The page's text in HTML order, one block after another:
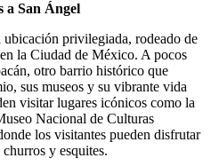
a San Ángel
ubicación privilegiada, rodeado de
la Ciudad de México. A pocos
otro barrio histórico que
sus museos y su vibrante vida
visitar lugares icónicos como la
Nacional de Culturas
los visitantes pueden disfrutar
y esquites.